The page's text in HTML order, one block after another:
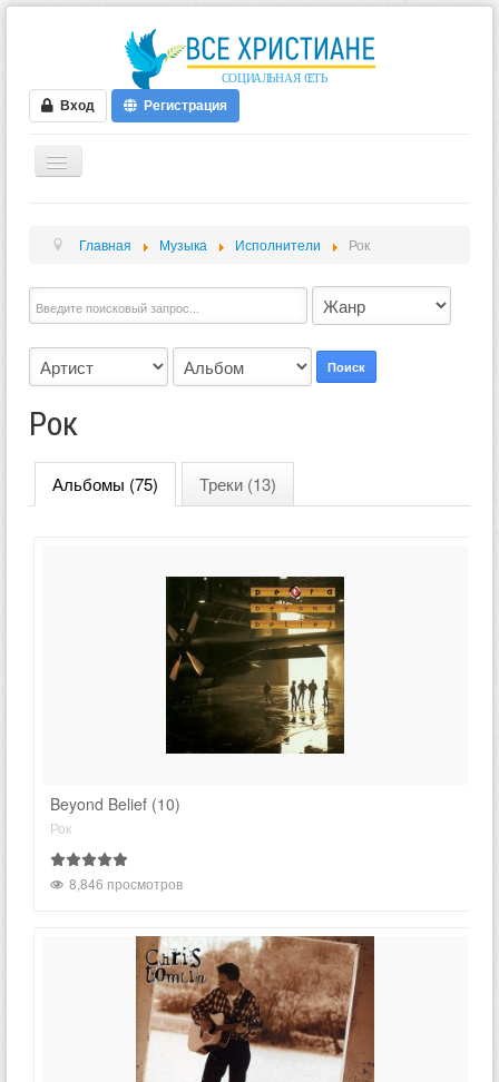
Вход Регистрация
ФОРУМ
ВИДЕО
БЛОГИ
МУЗЫКА
НОВОСТИ
Главная Музыка Исполнители Рок
Поиск
Рок
Альбомы (75) Треки (13)
Beyond Belief (10)
Рок
8,846 просмотров